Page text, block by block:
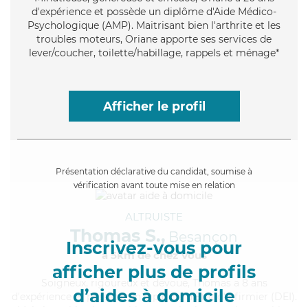
d'expérience et possède un diplôme d'Aide Médico-
Psychologique (AMP). Maitrisant bien l'arthrite et les
troubles moteurs, Oriane apporte ses services de
lever/coucher, toilette/habillage, rappels et ménage*
Afficher le profil
Présentation déclarative du candidat, soumise à
vérification avant toute mise en relation
Inscrivez-vous pour
afficher plus de profils
d’aides à domicile
ALTRUISTE
Thomas S., Besançon
à 5km de chez Vous
, rigoureux et dévoué, Thomas a 8 ans
d'expérience et possède un diplôme d'Etat d'infirmier (DEI).